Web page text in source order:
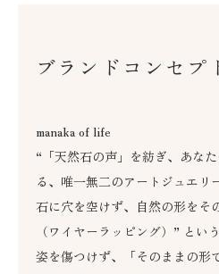
ブランドコンセプ
manaka of life
“「天然石の声」を紡ぎ、あな
る、唯一無二のアートジュエリ
石に穴を空けず、自然の形をそ
（ワイヤーラッピング）” とい
姿を傷つけず、「そのままの形